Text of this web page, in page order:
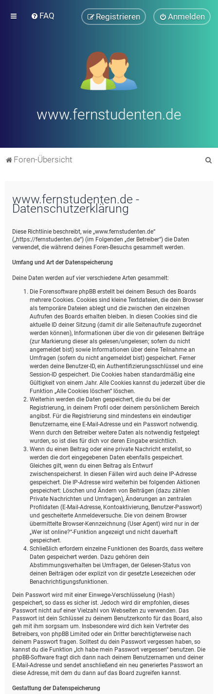
FAQ Anmelden
Registrieren
www.fernstudenten.de
Foren-Übersicht
www.fernstudenten.de -
Datenschutzerklärung
Diese Richtlinie beschreibt, wie „www.fernstudenten.de“
(„https://fernstudenten.de“) (im Folgenden „der Betreiber“) die Daten
verwendet, die während deines Foren-Besuchs gesammelt werden.
Umfang und Art der Datenspeicherung
Deine Daten werden auf vier verschiedene Arten gesammelt:
Die Forensoftware phpBB erstellt bei deinem Besuch des Boards
mehrere Cookies. Cookies sind kleine Textdateien, die dein Browser
als temporäre Dateien ablegt und die zwischen den einzelnen
Aufrufen des Boards erhalten bleiben. In diesen Cookies sind die
aktuelle ID deiner Sitzung (damit dir alle Seitenaufrufe zugeordnet
werden können), Informationen über die von dir gelesenen Beiträge
(zur Markierung dieser als gelesen/ungelesen; sofern du nicht
angemeldet bist) sowie Informationen über deine Teilnahme an
Umfragen (sofern du nicht angemeldet bist) gespeichert. Ferner
werden deine Benutzer-ID, ein Authentifizierungsschlüssel und eine
Session-ID gespeichert. Die Cookies haben standardmäßig eine
Gültigkeit von einem Jahr. Alle Cookies kannst du jederzeit über die
Funktion „Alle Cookies löschen“ löschen.
Weiterhin werden die Daten gespeichert, die du bei der
Registrierung, in deinem Profil oder deinem persönlichem Bereich
angibst. Für die Registrierung sind mindestens ein eindeutiger
Benutzername, eine E-Mail-Adresse und ein Passwort notwendig.
Wenn durch den Betreiber weitere Daten als notwendig festgelegt
wurden, so ist dies für dich vor deren Eingabe ersichtlich.
Wenn du einen Beitrag oder eine private Nachricht erstellst, so
werden die dort eingegebenen Daten ebenfalls gespeichert.
Gleiches gilt, wenn du einen Beitrag als Entwurf
zwischenspeicherst. In diesen Fällen wird auch deine IP-Adresse
gespeichert. Die IP-Adresse wird weiterhin bei folgenden Aktionen
gespeichert: Löschen und Ändern von Beiträgen (dazu zählen
Private Nachrichten und Umfragen), Änderungen an zentralen
Profildaten (E-Mail-Adresse, Kontoaktivierung, Benutzer-Passwort)
und gescheiterte Anmeldeversuche. Die von deinem Browser
übermittelte Browser-Kennzeichnung (User Agent) wird nur in der
„Wer ist online?“-Funktion angezeigt und nicht dauerhaft
gespeichert.
Schließlich erfordern einzelne Funktionen des Boards, dass weitere
Daten gespeichert werden. Dazu gehören dein
Abstimmungsverhalten bei Umfragen, der Gelesen-Status von
deinen Beiträgen oder explizit von dir gesetzte Lesezeichen oder
Benachrichtigungsfunktionen.
Dein Passwort wird mit einer Einwege-Verschlüsselung (Hash)
gespeichert, so dass es sicher ist. Jedoch wird dir empfohlen, dieses
Passwort nicht auf einer Vielzahl von Webseiten zu verwenden. Das
Passwort ist dein Schlüssel zu deinem Benutzerkonto für das Board, also
geh mit ihm sorgsam um. Insbesondere wird dich kein Vertreter des
Betreibers, von phpBB Limited oder ein Dritter berechtigterweise nach
deinem Passwort fragen. Solltest du dein Passwort vergessen haben, so
kannst du die Funktion „Ich habe mein Passwort vergessen“ benutzen. Die
phpBB-Software fragt dich dann nach deinem Benutzernamen und deiner
E-Mail-Adresse und sendet anschließend ein neu generiertes Passwort an
diese Adresse, mit dem du dann auf das Board zugreifen kannst.
Gestattung der Datenspeicherung